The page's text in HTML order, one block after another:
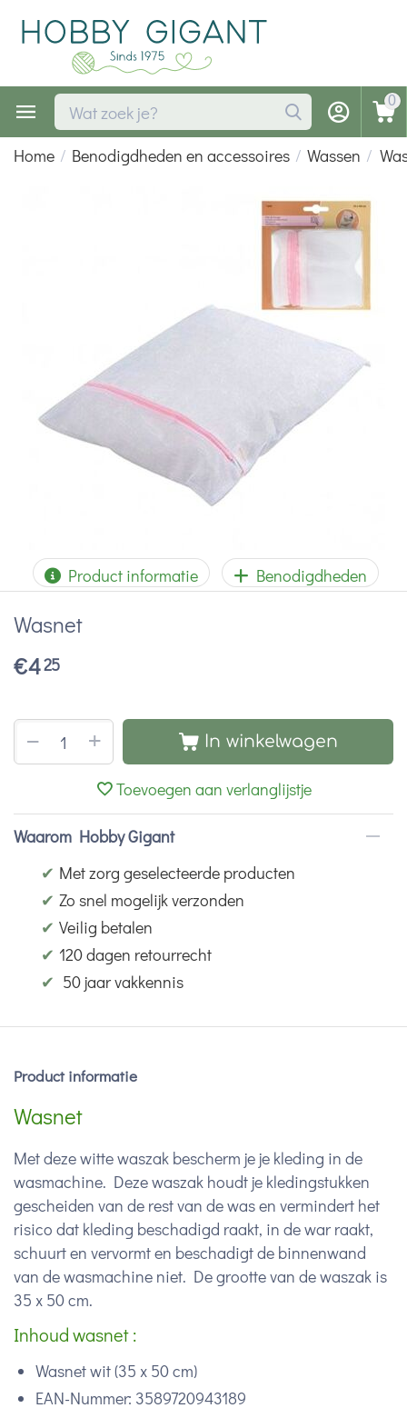
0
Home / Benodigdheden en accessoires / Wassen /
Product informatie Benodigdheden
Wasnet
€425
+
− In winkelwagen
Toevoegen aan verlanglijstje
Waarom Hobby Gigant
✔ Met zorg geselecteerde producten
✔ Zo snel mogelijk verzonden
✔ Veilig betalen
✔ 120 dagen retourrecht
✔ 50 jaar vakkennis
Product informatie
Wasnet
Met deze witte waszak bescherm je je kleding in de
wasmachine. Deze waszak houdt je kledingstukken
gescheiden van de rest van de was en vermindert het
risico dat kleding beschadigd raakt, in de war raakt,
schuurt en vervormt en beschadigt de binnenwand
van de wasmachine niet. De grootte van de waszak is
35 x 50 cm.
Inhoud wasnet :
Wasnet wit (35 x 50 cm)
EAN-Nummer: 3589720943189